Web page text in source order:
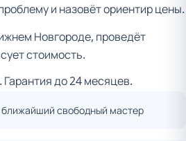
и назовёт ориентир цены.
Новгороде, проведёт
стоимость.
до 24 месяцев.
свободный мастер